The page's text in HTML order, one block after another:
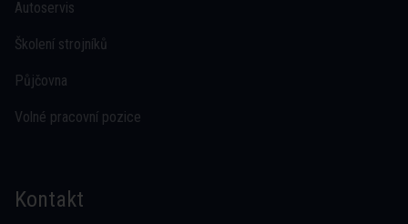
Autoservis
Školení strojníků
Půjčovna
Volné pracovní pozice
Kontakt